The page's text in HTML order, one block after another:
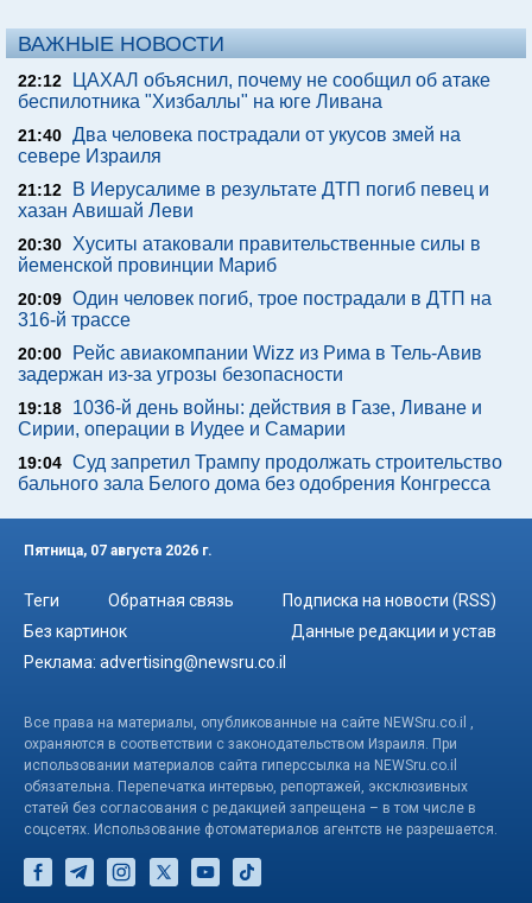
ВАЖНЫЕ НОВОСТИ
22:12
ЦАХАЛ объяснил, почему не сообщил об атаке
беспилотника "Хизбаллы" на юге Ливана
21:40 Два человека пострадали от укусов змей на
севере Израиля
21:12
В Иерусалиме в результате ДТП погиб певец и
хазан Авишай Леви
20:30
Хуситы атаковали правительственные силы в
йеменской провинции Мариб
20:09 Один человек погиб, трое пострадали в ДТП на
316-й трассе
20:00
Рейс авиакомпании Wizz из Рима в Тель-Авив
задержан из-за угрозы безопасности
19:18
1036-й день войны: действия в Газе, Ливане и
Сирии, операции в Иудее и Самарии
19:04 Суд запретил Трампу продолжать строительство
бального зала Белого дома без одобрения Конгресса
Пятница, 07 августа 2026 г.
Теги Обратная связь
Подписка на новости (RSS)
Без картинок
Данные редакции и устав
Реклама: advertising@newsru.co.il
Все права на материалы, опубликованные на сайте NEWSru.co.il ,
охраняются в соответствии с законодательством Израиля. При
использовании материалов сайта гиперссылка на NEWSru.co.il
обязательна. Перепечатка интервью, репортажей, эксклюзивных
статей без согласования с редакцией запрещена – в том числе в
соцсетях. Использование фотоматериалов агентств не разрешается.